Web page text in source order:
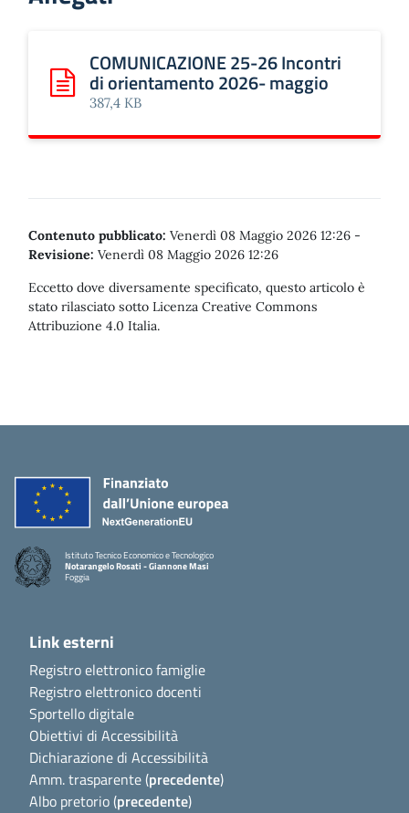
Scarica: COMUNICAZIONE 25-26 Incontri di
COMUNICAZIONE 25-26 Incontri
di orientamento 2026- maggio
387,4 KB
Contenuto pubblicato: Venerdì 08 Maggio 2026 12:26 -
Revisione: Venerdì 08 Maggio 2026 12:26
Eccetto dove diversamente specificato, questo articolo è
stato rilasciato sotto Licenza Creative Commons
Attribuzione 4.0 Italia.
Istituto Tecnico Economico e Tecnologico
Notarangelo Rosati - Giannone Masi
Foggia
Link esterni
Registro elettronico famiglie
Registro elettronico docenti
Sportello digitale
Obiettivi di Accessibilità
Dichiarazione di Accessibilità
Amm. trasparente (precedente)
Albo pretorio (precedente)